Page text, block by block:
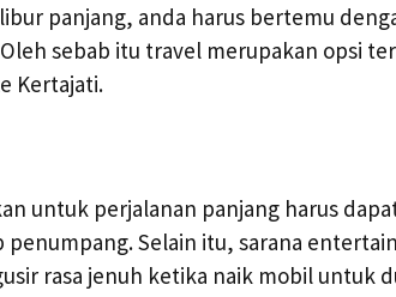
panjang, anda harus bertemu
sebab itu travel merupakan opsi
Kertajati.
untuk perjalanan panjang harus
penumpang. Selain itu, sarana
rasa jenuh ketika naik mobil untuk